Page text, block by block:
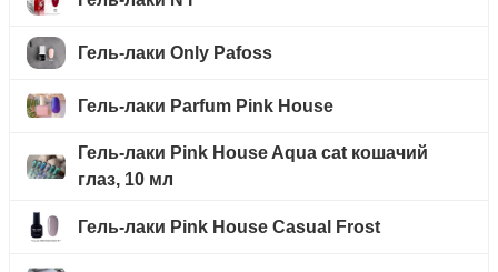
Гель-лаки Only Pafoss
Гель-лаки Parfum Pink House
Гель-лаки Pink House Aqua cat кошачий
глаз, 10 мл
Гель-лаки Pink House Casual Frost